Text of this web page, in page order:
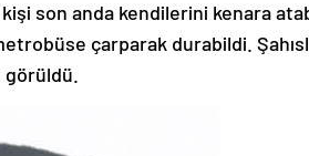
son anda kendilerini kenara
çarparak durabildi.